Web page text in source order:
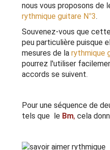
nous vous proposons de
rythmique guitare N°3.
Souvenez-vous que
peu particulière puisque
mesures de la rythmique
pourrez l'utiliser
accords se suivent.
Pour une séquence de
tels que le Bm, cela